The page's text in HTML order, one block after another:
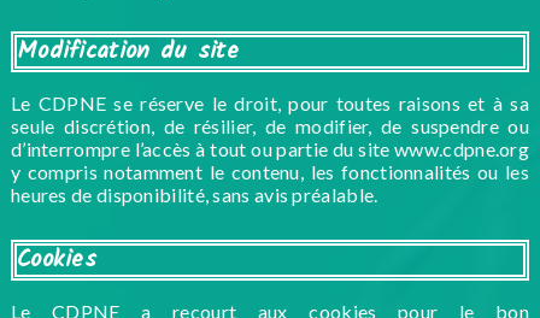
Modification du site
Le CDPNE se réserve le droit, pour toutes raisons et à sa
seule discrétion, de résilier, de modifier, de suspendre ou
d’interrompre l’accès à tout ou partie du site www.cdpne.org
y compris notamment le contenu, les fonctionnalités ou les
heures de disponibilité, sans avis préalable.
Cookies
Le CDPNE a recourt aux cookies pour le bon